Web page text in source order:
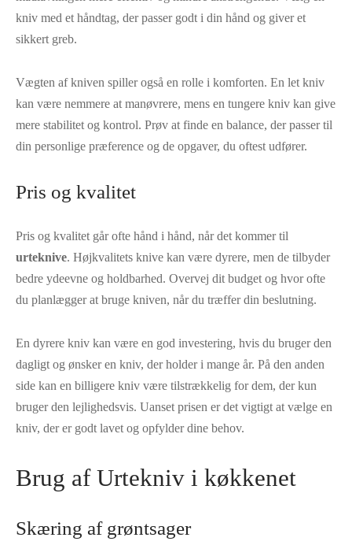
kniv med et håndtag, der passer godt i din hånd og giver et
sikkert greb.
Vægten af kniven spiller også en rolle i komforten. En let kniv
kan være nemmere at manøvrere, mens en tungere kniv kan give
mere stabilitet og kontrol. Prøv at finde en balance, der passer til
din personlige præference og de opgaver, du oftest udfører.
Pris og kvalitet
Pris og kvalitet går ofte hånd i hånd, når det kommer til
urteknive. Højkvalitets knive kan være dyrere, men de tilbyder
bedre ydeevne og holdbarhed. Overvej dit budget og hvor ofte
du planlægger at bruge kniven, når du træffer din beslutning.
En dyrere kniv kan være en god investering, hvis du bruger den
dagligt og ønsker en kniv, der holder i mange år. På den anden
side kan en billigere kniv være tilstrækkelig for dem, der kun
bruger den lejlighedsvis. Uanset prisen er det vigtigt at vælge en
kniv, der er godt lavet og opfylder dine behov.
Brug af Urtekniv i køkkenet
Skæring af grøntsager